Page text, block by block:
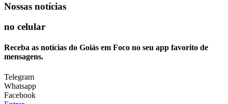
Nossas notícias
no celular
Receba as notícias do Goiás em Foco no seu app favorito de
mensagens.
Telegram
Whatsapp
Facebook